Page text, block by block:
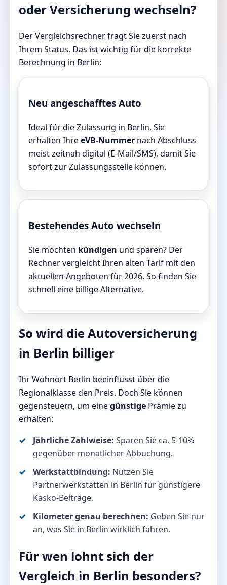
oder Versicherung wechseln?
Der Vergleichsrechner fragt Sie zuerst nach
Ihrem Status. Das ist wichtig für die korrekte
Berechnung in Berlin:
Neu angeschafftes Auto
Ideal für die Zulassung in Berlin. Sie
erhalten IhreeVB-Nummer nach Abschluss
meist zeitnah digital (E-Mail/SMS), damit Sie
sofort zur Zulassungsstelle können.
Bestehendes Auto wechseln
Sie möchten kündigen und sparen? Der
Rechner vergleicht Ihren alten Tarif mit den
aktuellen Angeboten für 2026. So finden Sie
schnell eine billige Alternative.
So wird die Autoversicherung
in Berlin billiger
Ihr Wohnort Berlin beeinflusst über die
Regionalklasse den Preis. Doch Sie können
gegensteuern, um einegünstige Prämie zu
erhalten:
Jährliche Zahlweise: Sparen Sie ca. 5-10%
gegenüber monatlicher Abbuchung.
Werkstattbindung: Nutzen Sie
Partnerwerkstätten in Berlin für günstigere
Kasko-Beiträge.
Kilometer genau berechnen: Geben Sie nur
an, was Sie in Berlin wirklich fahren.
Für wen lohnt sich der
Vergleich in Berlin besonders?